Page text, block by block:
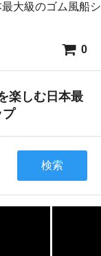
大級のゴム風船シ
0
楽しむ日本最
プ
検索